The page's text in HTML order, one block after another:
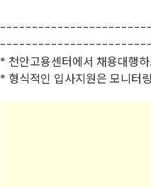
* 천안고용센터에서 채용대행
* 형식적인 입사지원은 모니터